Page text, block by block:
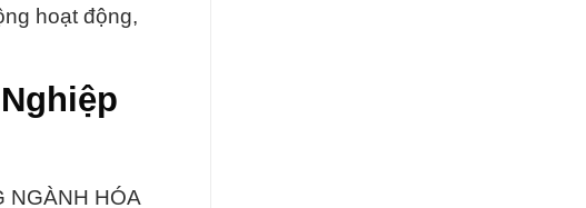
hoạt động,
NGÀNH HÓA